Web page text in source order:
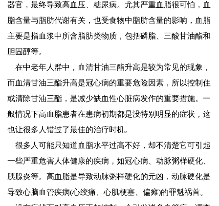
器官，最终导致高血压、糖尿病。尤其严重血脂很可怕，血
脂含量与脂肪代谢有关，也受食物中脂肪含量的影响，血脂
主要是指血浆中所含脂肪类物质，包括磷脂、三酸甘油酯和
胆固醇等。
在中老年人群中，血清甘油三酯升高是较为常见的现象，
而血清甘油三酯升高是冠心病的重要危险因素，所以控制住
或清除甘油三酯，是减少缺血性心脏病发作的重要措施。一
般情况下高血脂患者在患病初期都是没特别明显的症状，这
也让很多人错过了最佳的治疗时机。
很多人可能只知道血脂水平过高不好，却不清楚它可引起
一些严重危害人体健康的疾病，如冠心病、动脉粥样硬化、
胰腺炎等。高血脂是导致动脉粥样硬化的元凶，动脉硬化是
导致心脑血管疾病(心绞痛、心肌梗塞、偏瘫)的罪魁祸首。